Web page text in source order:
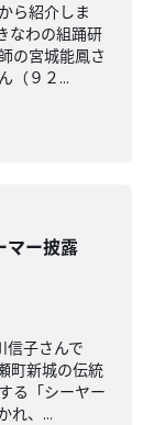
ら紹介しま
なわの組踊研
の宮城能鳳さ
（９２...
マー披露
信子さんで
町新城の伝統
る「シーヤー
れ、...